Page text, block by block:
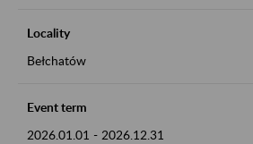
Locality
Bełchatów
Event term
2026.01.01 - 2026.12.31